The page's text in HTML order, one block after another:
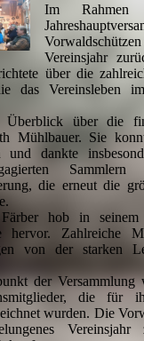
Im Rahmen
Vereinsjahr
über die
das Vereinsleben
Überblick über die
Mühlbauer. Sie
und dankte
Sammlern
die erneut die
Färber hob in
hervor. Zahlreiche
von der starken
der Versammlung
die für
wurden. Die
Vereinsjahr